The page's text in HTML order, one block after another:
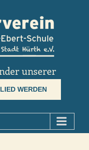
unserer
WERDEN